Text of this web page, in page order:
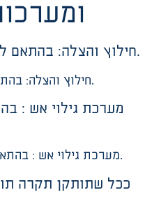
חילוץ והצלה: בהתאם לנדרש מהמבנה בכללותו. 6.
חילוץ והצלה: בהתאם לנדרש מהמבנה בכללותו. 6.
b מערכת גילוי אש : בהתאם לדרישות תייי 1220 חלק 3.
ככל שתותקן תקרה